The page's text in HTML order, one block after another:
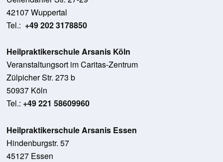
42107 Wuppertal
Tel.: +49 202 3178850
Heilpraktikerschule Arsanis Köln
Veranstaltungsort im Caritas-Zentrum
Zülpicher Str. 273 b
50937 Köln
Tel.: +49 221 58609960
Heilpraktikerschule Arsanis Essen
Hindenburgstr. 57
45127 Essen